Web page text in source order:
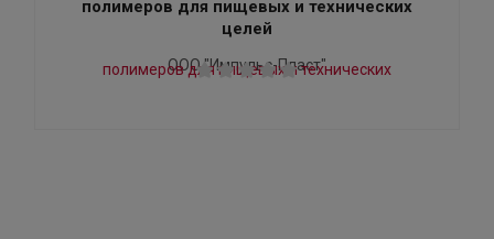
полимеров для пищевых и технических
целей
ООО "Импульс-Пласт"